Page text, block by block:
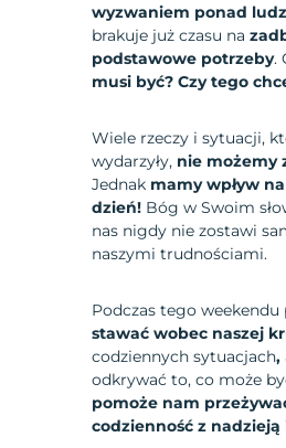
wyzwaniem ponad
brakuje już czasu na
podstawowe potrzeby.
musi być? Czy tego
Wiele rzeczy i sytuacji,
wydarzyły, nie możemy
Jednak mamy wpływ
dzień! Bóg w Swoim
nas nigdy nie zostawi
naszymi trudnościami.
Podczas tego
stawać wobec naszej
codziennych sytuacjach,
odkrywać to, co może
pomoże nam
codzienność z nadzieją